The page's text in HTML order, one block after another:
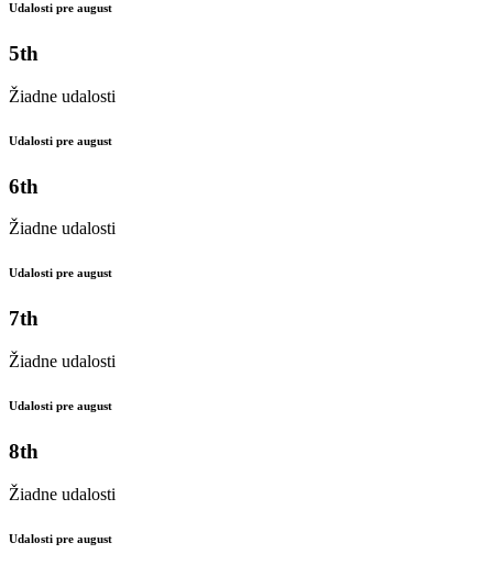
Udalosti pre august
5th
Žiadne udalosti
Udalosti pre august
6th
Žiadne udalosti
Udalosti pre august
7th
Žiadne udalosti
Udalosti pre august
8th
Žiadne udalosti
Udalosti pre august